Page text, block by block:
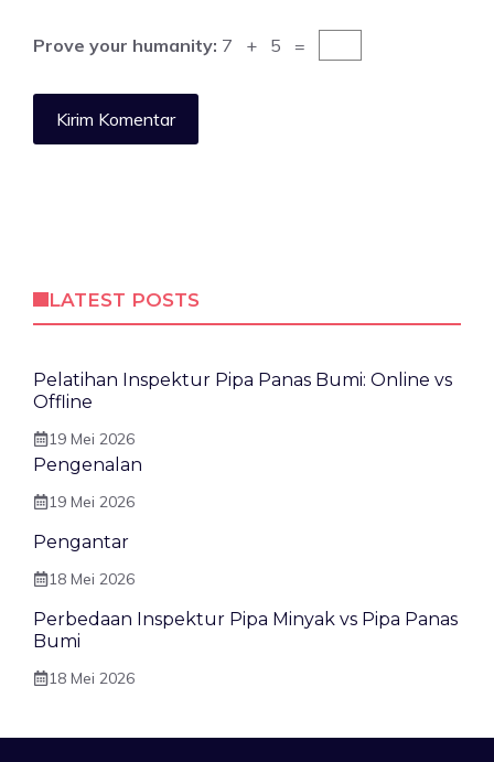
Prove your humanity: 7 + 5 =
LATEST POSTS
Pelatihan Inspektur Pipa Panas Bumi: Online vs
Offline
19 Mei 2026
Pengenalan
19 Mei 2026
Pengantar
18 Mei 2026
Perbedaan Inspektur Pipa Minyak vs Pipa Panas
Bumi
18 Mei 2026